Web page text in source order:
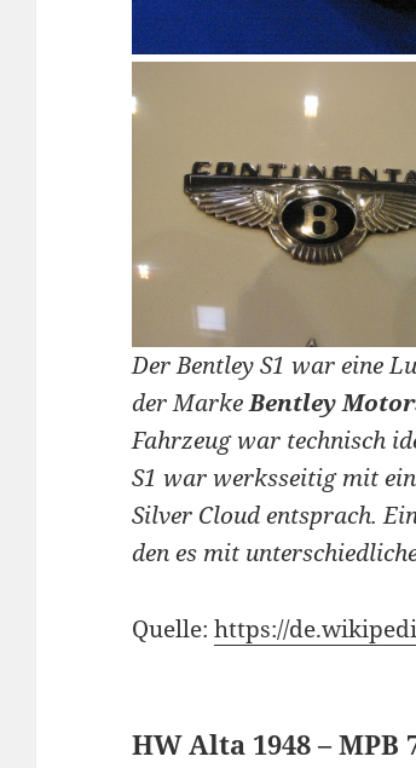
Der Bentley S1 war eine
der MarkeBentley
Fahrzeug war technisch
S1 war werksseitig mit
Silver Cloud entsprach.
den es mit
Quelle:https://
HW Alta 1948 – MPB